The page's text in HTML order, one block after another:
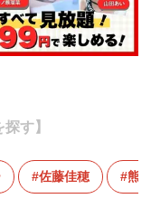
す】
佐藤佳穂 熊